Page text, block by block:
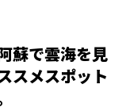
蘇で雲海を見
スメスポット